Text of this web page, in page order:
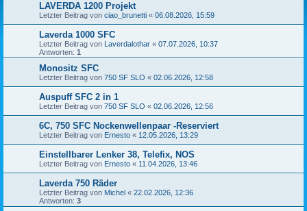
LAVERDA 1200 Projekt
Letzter Beitrag von ciao_brunetti « 06.08.2026, 15:59
Laverda 1000 SFC
Letzter Beitrag von Laverdalothar « 07.07.2026, 10:37
Antworten: 1
Monositz SFC
Letzter Beitrag von 750 SF SLO « 02.06.2026, 12:58
Auspuff SFC 2 in 1
Letzter Beitrag von 750 SF SLO « 02.06.2026, 12:56
6C, 750 SFC Nockenwellenpaar -Reserviert
Letzter Beitrag von Ernesto « 12.05.2026, 13:29
Einstellbarer Lenker 38, Telefix, NOS
Letzter Beitrag von Ernesto « 11.04.2026, 13:46
Laverda 750 Räder
Letzter Beitrag von Michel « 22.02.2026, 12:36
Antworten: 3